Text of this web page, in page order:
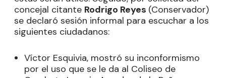
concejal citante Rodrigo Reyes (Conservador)
se declaró sesión informal para escuchar a los
siguientes ciudadanos:
Víctor Esquivia, mostró su inconformismo
por el uso que se le da al Coliseo de